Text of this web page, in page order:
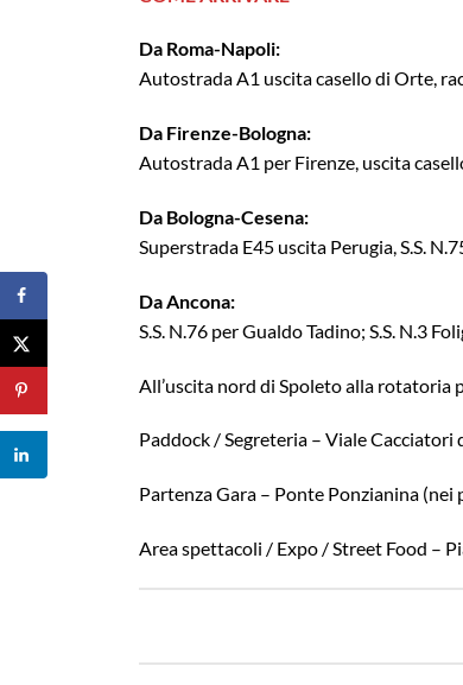
Da Roma-Napoli:
Autostrada A1 uscita casello di Orte,
Da Firenze-Bologna:
Autostrada A1 per Firenze, uscita
Da Bologna-Cesena:
Superstrada E45 uscita Perugia, S.S.
Da Ancona:
S.S. N.76 per Gualdo Tadino; S.S. N.3
All’uscita nord di Spoleto alla rotatoria
Paddock / Segreteria – Viale
Partenza Gara – Ponte Ponzianina (nei
Area spettacoli / Expo / Street Food –